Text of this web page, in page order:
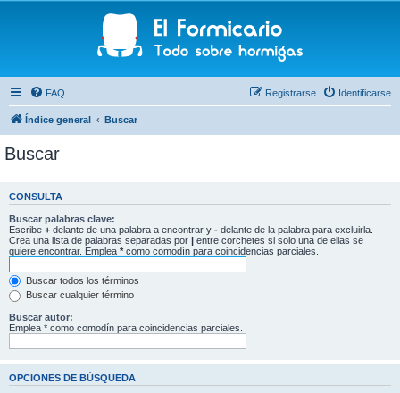
FAQ Identificarse
Registrarse
Índice general Buscar
Buscar
CONSULTA
Buscar palabras clave:
Escribe + delante de una palabra a encontrar y - delante de la palabra para excluirla.
Crea una lista de palabras separadas por | entre corchetes si solo una de ellas se
quiere encontrar. Emplea * como comodín para coincidencias parciales.
Buscar todos los términos
Buscar cualquier término
Buscar autor:
Emplea * como comodín para coincidencias parciales.
OPCIONES DE BÚSQUEDA